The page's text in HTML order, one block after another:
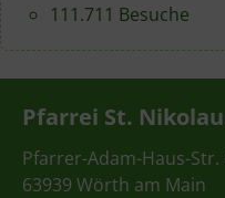
111.711 Besuche
Pfarrei St.
Pfarrer-Adam-Haus-Str.
63939 Wörth am Main